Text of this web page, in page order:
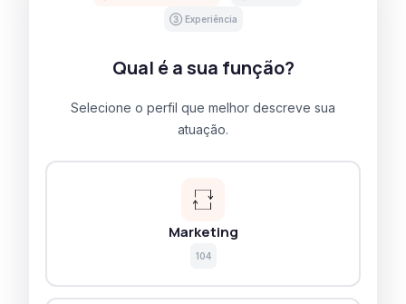
③ Experiência
Qual é a sua função?
Selecione o perfil que melhor descreve sua
atuação.
Marketing
104